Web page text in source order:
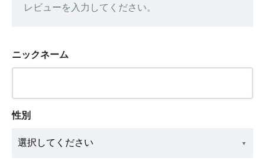
レビューを入力してください。
ニックネーム
性別